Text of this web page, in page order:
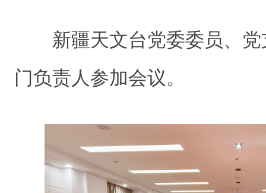
新疆天文台党委委员、
门负责人参加会议。